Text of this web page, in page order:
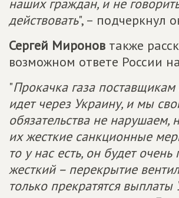
наших граждан, и не
действовать", – подчеркнул
Сергей Миронов также
возможном ответе России
"Прокачка газа
идет через Украину, и мы
обязательства не нарушаем,
их жесткие санкционные
то у нас есть, он будет очень
жесткий – перекрытие
только прекратятся выплаты